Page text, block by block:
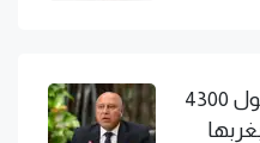
مصر تنفذ ممرًا لوجستيًا بطول 4300